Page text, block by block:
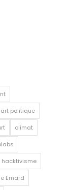
art politique
climat
hacktivisme
Emard